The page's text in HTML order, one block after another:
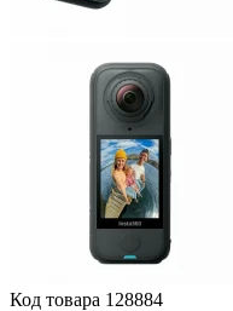
Код товара 128884